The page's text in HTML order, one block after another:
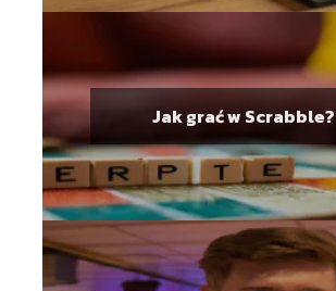
Jak grać w Scrabble?